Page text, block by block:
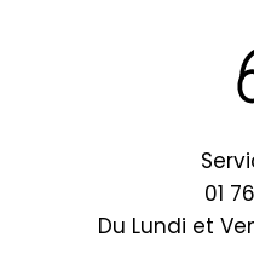
01
Du Lundi et